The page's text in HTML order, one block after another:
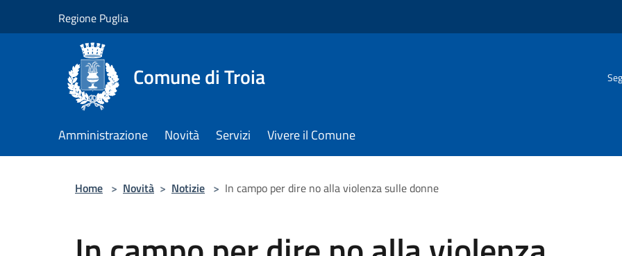
Regione Puglia
Comune di Troia
Amministrazione Novità Servizi Vivere il Comune
Home > Novità > Notizie > In campo per dire no alla violenza sulle donne